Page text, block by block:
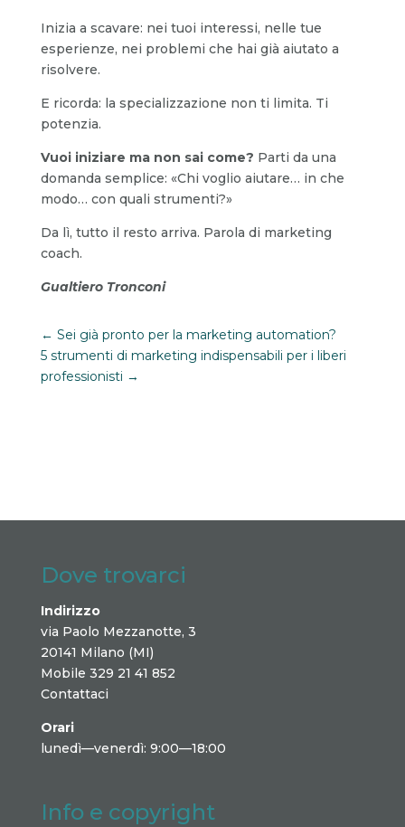
Inizia a scavare: nei tuoi interessi, nelle tue
esperienze, nei problemi che hai già aiutato a
risolvere.
E ricorda: la specializzazione non ti limita. Ti
potenzia.
Vuoi iniziare ma non sai come? Parti da una
domanda semplice: «Chi voglio aiutare… in che
modo… con quali strumenti?»
Da lì, tutto il resto arriva. Parola di marketing
coach.
Gualtiero Tronconi
← Sei già pronto per la marketing automation?
5 strumenti di marketing indispensabili per i liberi
professionisti →
Dove trovarci
Indirizzo
via Paolo Mezzanotte, 3
20141 Milano (MI)
Mobile 329 21 41 852
Contattaci
Orari
lunedì—venerdì: 9:00—18:00
Info e copyright